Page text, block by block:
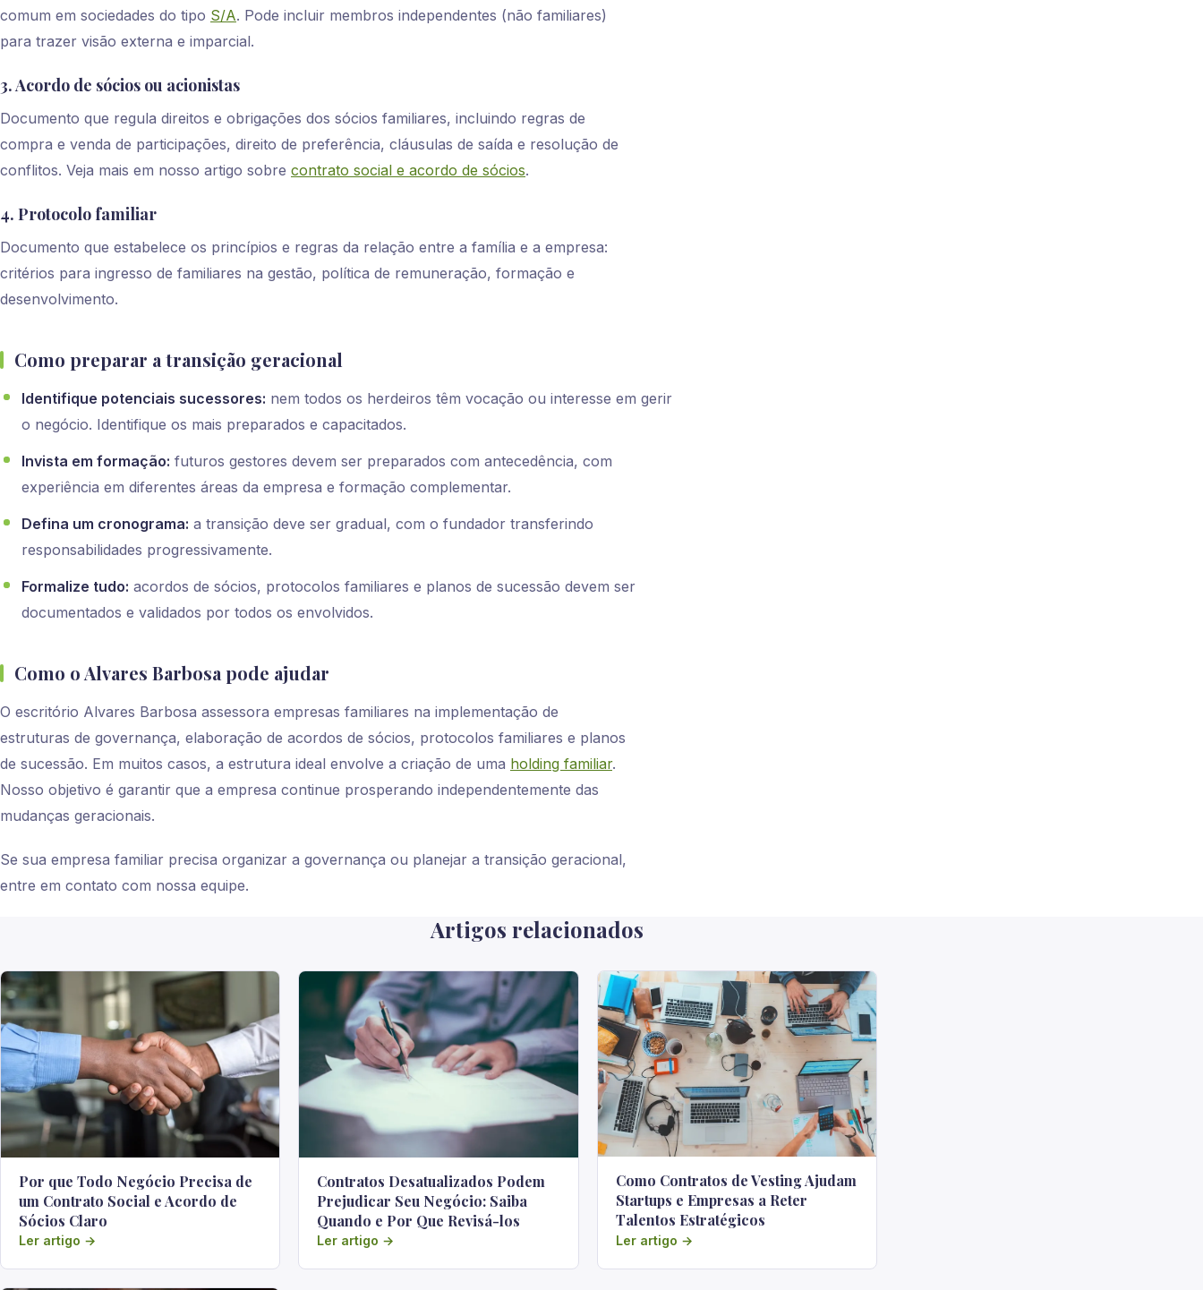
comum em sociedades do tipo S/A. Pode incluir membros independentes (não familiares)
para trazer visão externa e imparcial.
3. Acordo de sócios ou acionistas
Documento que regula direitos e obrigações dos sócios familiares, incluindo regras de
compra e venda de participações, direito de preferência, cláusulas de saída e resolução de
conflitos. Veja mais em nosso artigo sobre contrato social e acordo de sócios.
4. Protocolo familiar
Documento que estabelece os princípios e regras da relação entre a família e a empresa:
critérios para ingresso de familiares na gestão, política de remuneração, formação e
desenvolvimento.
Como preparar a transição geracional
Identifique potenciais sucessores: nem todos os herdeiros têm vocação ou interesse em gerir
o negócio. Identifique os mais preparados e capacitados.
Invista em formação: futuros gestores devem ser preparados com antecedência, com
experiência em diferentes áreas da empresa e formação complementar.
Defina um cronograma: a transição deve ser gradual, com o fundador transferindo
responsabilidades progressivamente.
Formalize tudo: acordos de sócios, protocolos familiares e planos de sucessão devem ser
documentados e validados por todos os envolvidos.
Como o Alvares Barbosa pode ajudar
O escritório Alvares Barbosa assessora empresas familiares na implementação de
estruturas de governança, elaboração de acordos de sócios, protocolos familiares e planos
de sucessão. Em muitos casos, a estrutura ideal envolve a criação de uma holding familiar.
Nosso objetivo é garantir que a empresa continue prosperando independentemente das
mudanças geracionais.
Se sua empresa familiar precisa organizar a governança ou planejar a transição geracional,
entre em contato com nossa equipe.
Artigos relacionados
Por que Todo Negócio Precisa de
um Contrato Social e Acordo de
Sócios Claro
Ler artigo →
Contratos Desatualizados Podem
Prejudicar Seu Negócio: Saiba
Quando e Por Que Revisá-los
Ler artigo →
Como Contratos de Vesting Ajudam
Startups e Empresas a Reter
Talentos Estratégicos
Ler artigo →